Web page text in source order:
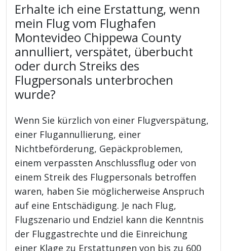
Erhalte ich eine Erstattung, wenn
mein Flug vom Flughafen
Montevideo Chippewa County
annulliert, verspätet, überbucht
oder durch Streiks des
Flugpersonals unterbrochen
wurde?
Wenn Sie kürzlich von einer Flugverspätung,
einer Flugannullierung, einer
Nichtbeförderung, Gepäckproblemen,
einem verpassten Anschlussflug oder von
einem Streik des Flugpersonals betroffen
waren, haben Sie möglicherweise Anspruch
auf eine Entschädigung. Je nach Flug,
Flugszenario und Endziel kann die Kenntnis
der Fluggastrechte und die Einreichung
einer Klage zu Erstattungen von bis zu 600